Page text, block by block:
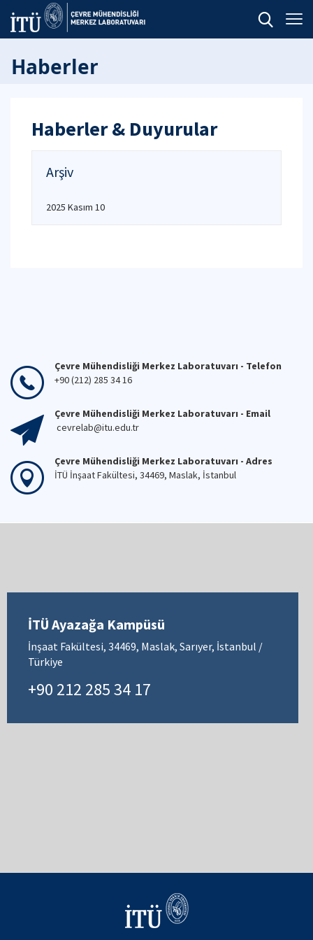
Haberler
Haberler & Duyurular
Arşiv
2025 Kasım 10
Çevre Mühendisliği Merkez Laboratuvarı - Telefon
+90 (212) 285 34 16
Çevre Mühendisliği Merkez Laboratuvarı - Email
cevrelab@itu.edu.tr
Çevre Mühendisliği Merkez Laboratuvarı - Adres
İTÜ İnşaat Fakültesi, 34469, Maslak, İstanbul
İTÜ Ayazağa Kampüsü
İnşaat Fakültesi, 34469, Maslak, Sarıyer, İstanbul /
Türkiye
+90 212 285 34 17